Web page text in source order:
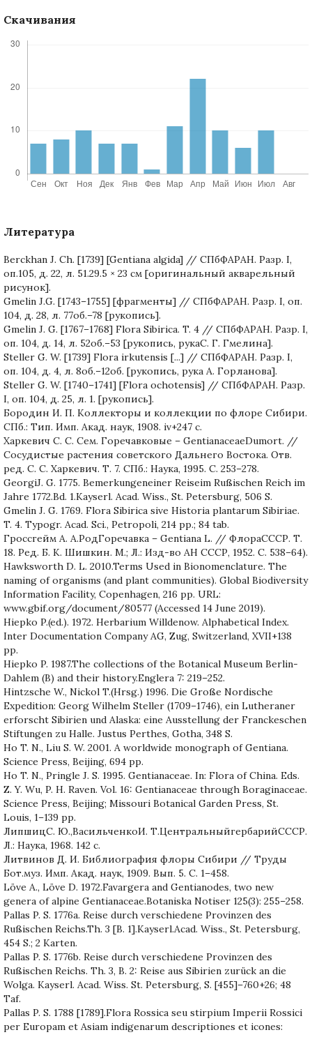
Скачивания
Литература
Berckhan J. Ch. [1739] [Gentiana algida] // СПбФАРАН. Разр. I,
оп.105, д. 22, л. 51.29.5 × 23 см [оригинальный акварельный
рисунок].
Gmelin J.G. [1743–1755] [фрагменты] // СПбФАРАН. Разр. I, оп.
104, д. 28, л. 77об.–78 [рукопись].
Gmelin J. G. [1767–1768] Flora Sibirica. T. 4 // СПбФАРАН. Разр. I,
оп. 104, д. 14, л. 52об.–53 [рукопись, рукаС. Г. Гмелина].
Steller G. W. [1739] Flora irkutensis [...] // СПбФАРАН. Разр. I,
оп. 104, д. 4, л. 8об.–12об. [рукопись, рука А. Горланова].
Steller G. W. [1740–1741] [Flora ochotensis] // СПбФАРАН. Разр.
I, оп. 104, д. 25, л. 1. [рукопись].
Бородин И. П. Коллекторы и коллекции по флоре Сибири.
СПб.: Тип. Имп. Акад. наук, 1908. iv+247 с.
Харкевич С. С. Сем. Горечавковые – GentianaceaeDumort. //
Сосудистые растения советского Дальнего Востока. Отв.
ред. С. С. Харкевич. Т. 7. СПб.: Наука, 1995. С. 253–278.
GeorgiJ. G. 1775. Bemerkungeneiner Reiseim Rußischen Reich im
Jahre 1772.Bd. 1.Kayserl. Acad. Wiss., St. Petersburg, 506 S.
Gmelin J. G. 1769. Flora Sibirica sive Historia plantarum Sibiriae.
T. 4. Typogr. Acad. Sci., Petropoli, 214 pp.; 84 tab.
Гроссгейм А. А.РодГоречавка – Gentiana L. // ФлораСССР. Т.
18. Ред. Б. К. Шишкин. М.; Л.: Изд-во АН СССР, 1952. С. 538–64).
Hawksworth D. L. 2010.Terms Used in Bionomenclature. The
naming of organisms (and plant communities). Global Biodiversity
Information Facility, Copenhagen, 216 pp. URL:
www.gbif.org/document/80577 (Accessed 14 June 2019).
Hiepko P.(ed.). 1972. Herbarium Willdenow. Alphabetical Index.
Inter Documentation Company AG, Zug, Switzerland, XVII+138
pp.
Hiepko P. 1987.The collections of the Botanical Museum Berlin-
Dahlem (B) and their history.Englera 7: 219–252.
Hintzsche W., Nickol T.(Hrsg.) 1996. Die Große Nordische
Expedition: Georg Wilhelm Steller (1709–1746), ein Lutheraner
erforscht Sibirien und Alaska: eine Ausstellung der Franckeschen
Stiftungen zu Halle. Justus Perthes, Gotha, 348 S.
Ho T. N., Liu S. W. 2001. A worldwide monograph of Gentiana.
Science Press, Beijing, 694 pp.
Ho T. N., Pringle J. S. 1995. Gentianaceae. In: Flora of China. Eds.
Z. Y. Wu, P. H. Raven. Vol. 16: Gentianaceae through Boraginaceae.
Science Press, Beijing; Missouri Botanical Garden Press, St.
Louis, 1–139 pp.
ЛипшицС. Ю.,ВасильченкоИ. Т.ЦентральныйгербарийСССР.
Л.: Наука, 1968. 142 с.
Литвинов Д. И. Библиография флоры Сибири // Труды
Бот.муз. Имп. Акад. наук, 1909. Вып. 5. С. 1–458.
Löve A., Löve D. 1972.Favargera and Gentianodes, two new
genera of alpine Gentianaceae.Botaniska Notiser 125(3): 255–258.
Pallas P. S. 1776a. Reise durch verschiedene Provinzen des
Rußischen Reichs.Th. 3 [B. 1].Kayserl.Acad. Wiss., St. Petersburg,
454 S.; 2 Karten.
Pallas P. S. 1776b. Reise durch verschiedene Provinzen des
Rußischen Reichs. Th. 3, B. 2: Reise aus Sibirien zurück an die
Wolga. Kayserl. Acad. Wiss. St. Petersburg, S. [455]–760+26; 48
Taf.
Pallas P. S. 1788 [1789].Flora Rossica seu stirpium Imperii Rossici
per Europam et Asiam indigenarum descriptiones et icones: